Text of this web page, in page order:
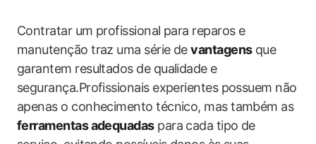
Contratar um profissional para reparos e
manutenção traz uma série devantagensque
garantem resultados de qualidade e
segurança.Profissionais experientes possuem não
apenas o conhecimento técnico, mas também as
ferramentas adequadaspara cada tipo de